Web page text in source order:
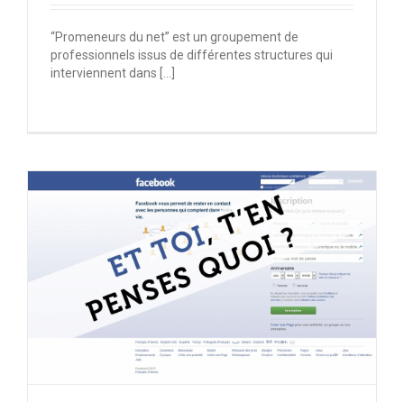
“Promeneurs du net” est un groupement de
professionnels issus de différentes structures qui
interviennent dans […]